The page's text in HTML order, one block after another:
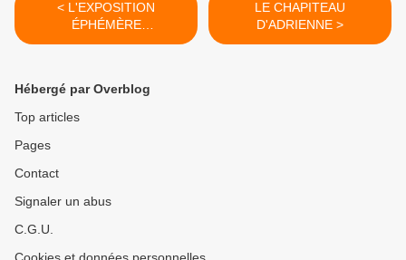
< L'EXPOSITION
ÉPHÉMÈRE
(TOUTHANKARTON)
LE CHAPITEAU
D'ADRIENNE >
Hébergé par Overblog
Top articles
Pages
Contact
Signaler un abus
C.G.U.